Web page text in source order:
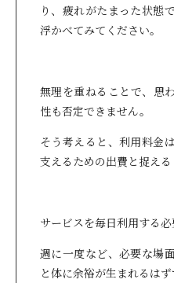
り、疲れがたまった状態
浮かべてみてください。
無理を重ねることで、思
性も否定できません。
そう考えると、利用料金
支えるための出費と捉える
サービスを毎日利用する必
週に一度など、必要な場
と体に余裕が生まれるはず